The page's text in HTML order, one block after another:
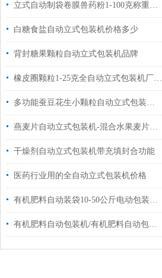
立式自动制袋卷膜兽药粉1-100克称重包装机定制
白糖食盐自动立式包装机价格多少
背封糖果颗粒自动立式包装机品牌
橡皮圈颗粒1-25克全自动立式包装机厂家定制
多功能蚕豆花生小颗粒自动立式包装机价格
燕麦片自动立式包装机-混合水果麦片定量包装机
干燥剂自动立式包装机带充填封合功能
医药行业用的全自动立式包装机价格
有机肥料自动装袋10-50公斤电动包装机厂家定制
有机肥料自动包装机/有机肥料自动包装机报价